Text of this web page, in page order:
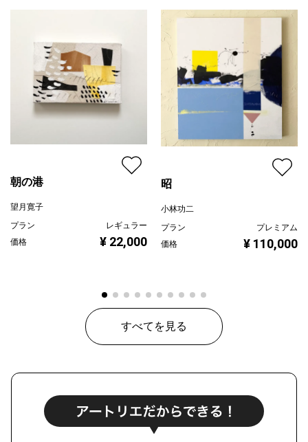
朝の港
望月寛子
プラン
レギュラー
価格
¥ 22,000
昭
小林功二
プラン
プレミアム
価格
¥ 110,000
すべてを見る